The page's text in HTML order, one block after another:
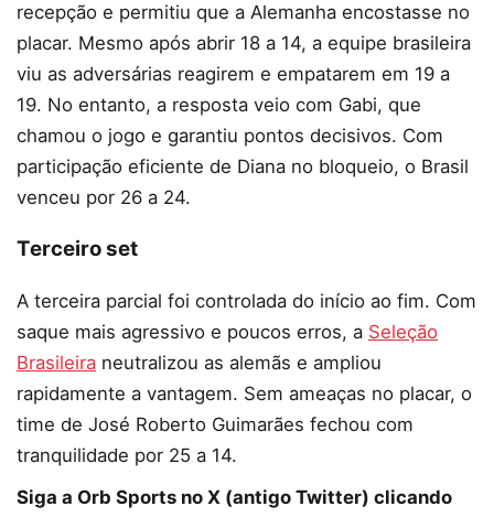
recepção e permitiu que a Alemanha encostasse no
placar. Mesmo após abrir 18 a 14, a equipe brasileira
viu as adversárias reagirem e empatarem em 19 a
19. No entanto, a resposta veio com Gabi, que
chamou o jogo e garantiu pontos decisivos. Com
participação eficiente de Diana no bloqueio, o Brasil
venceu por 26 a 24.
Terceiro set
A terceira parcial foi controlada do início ao fim. Com
saque mais agressivo e poucos erros, a Seleção
Brasileira neutralizou as alemãs e ampliou
rapidamente a vantagem. Sem ameaças no placar, o
time de José Roberto Guimarães fechou com
tranquilidade por 25 a 14.
Siga a Orb Sports no X (antigo Twitter) clicando